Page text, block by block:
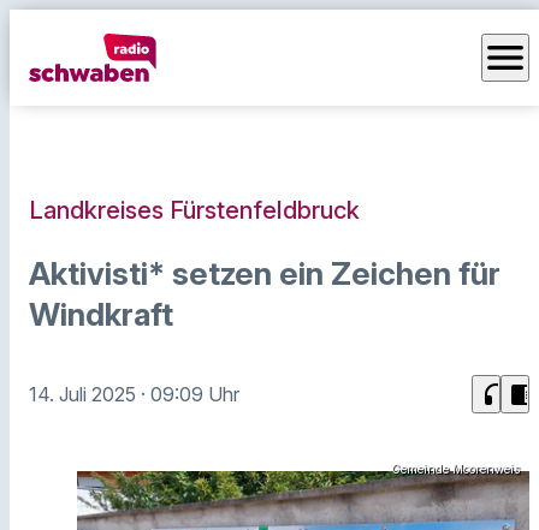
menu
Landkreises Fürstenfeldbruck
Aktivisti* setzen ein Zeichen für
Windkraft
14. Juli 2025 · 09:09 Uhr headphones chrome_reader_mode
Gemeinde Moorenweis